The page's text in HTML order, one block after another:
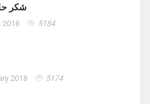
شكر
2018 5184
2018 5174